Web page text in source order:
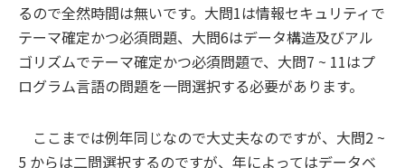
るので全然時間は無いです。大問1は情報セキュリティで
テーマ確定かつ必須問題、大問6はデータ構造及びアル
ゴリズムでテーマ確定かつ必須問題で、大問7 ~ 11はプ
ログラム言語の問題を一問選択する必要があります。
ここまでは例年同じなので大丈夫なのですが、大問2 ~
5 からは二問選択するのですが、年によってはデータベ